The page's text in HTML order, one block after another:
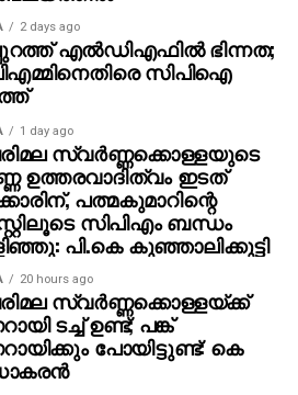
പ്രതീക്ഷ. ചൈനയില്‍
അടിസ്ഥാന മോഡലിന്റെ
മുതലാണ് തുടങ്ങിയിരുന്നത്,
ഇതേ നിരക്കിനോട്
കരുതുന്നു.
2 days ago
എല്‍ഡിഎഫില്‍ ഭിന്നത;
സിപിഐ
1 day ago
സ്വര്‍ണ്ണക്കൊള്ളയുടെ
ഉത്തരവാദിത്വം ഇടത്
പത്മകുമാറിന്റെ
സിപിഎം ബന്ധം
പി.കെ കുഞ്ഞാലിക്കുട്ടി
20 hours ago
സ്വര്‍ണ്ണക്കൊള്ളയ്ക്ക്
ടച്ച് ഉണ്ട്; പങ്ക്
പോയിട്ടുണ്ട്: കെ